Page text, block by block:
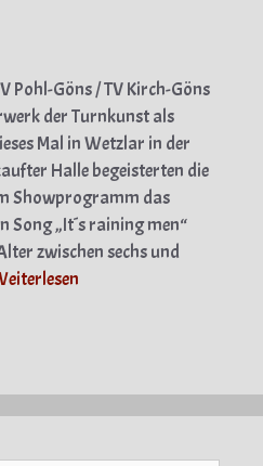
Pohl-Göns / TV Kirch-Göns
der Turnkunst als
Mal in Wetzlar in der
Halle begeisterten die
Showprogramm das
Song „It´s raining men“
zwischen sechs und